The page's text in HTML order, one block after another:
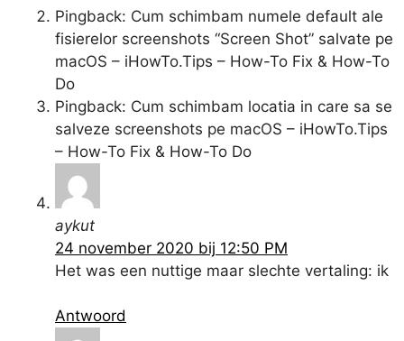
Pingback: Cum schimbam numele default ale
fisierelor screenshots “Screen Shot” salvate pe
macOS – iHowTo.Tips – How-To Fix & How-To
Do
Pingback: Cum schimbam locatia in care sa se
salveze screenshots pe macOS – iHowTo.Tips
– How-To Fix & How-To Do
aykut
24 november 2020 bij 12:50 PM
Het was een nuttige maar slechte vertaling: ik
Antwoord